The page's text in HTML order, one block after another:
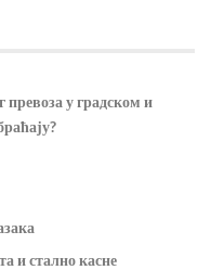
превоза у градском и
и стално касне